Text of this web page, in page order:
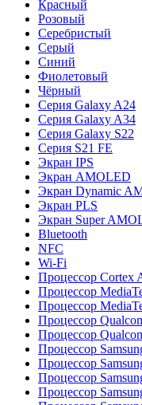
Красный
Розовый
Серебристый
Серый
Синий
Фиолетовый
Чёрный
Серия Galaxy A24
Серия Galaxy A34
Серия Galaxy S22
Серия S21 FE
Экран IPS
Экран AMOLED
Экран Dynamic
Экран PLS
Экран Super
Bluetooth
NFC
Wi-Fi
Процессор Cortex
Процессор
Процессор
Процессор
Процессор
Процессор
Процессор
Процессор
Процессор